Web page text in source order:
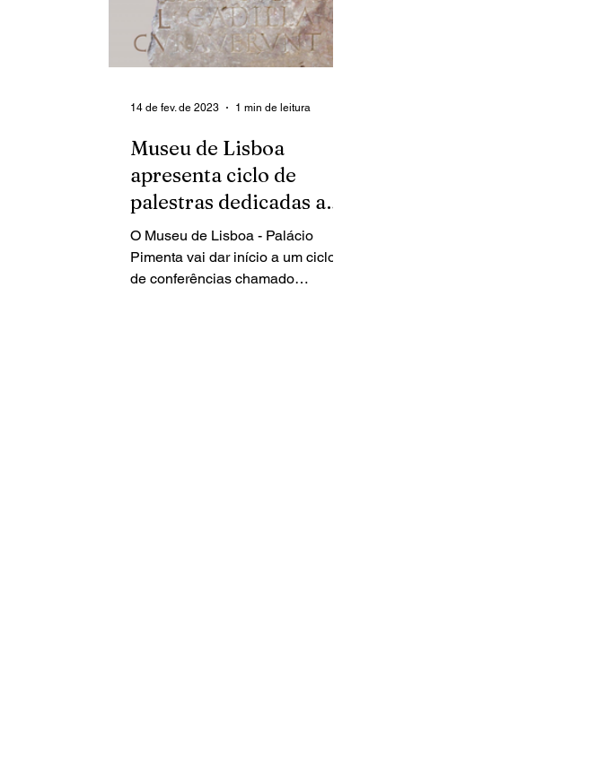
Museu de Lisboa
apresenta ciclo de
palestras dedicadas a
epigrafia latina
O Museu de Lisboa - Palácio
Pimenta vai dar início a um ciclo
de conferências chamado
14 de fev. de 2023 1 min de leitura